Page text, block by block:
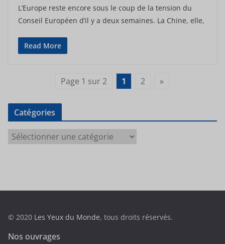
L’Europe reste encore sous le coup de la tension du
Conseil Européen d’il y a deux semaines. La Chine, elle,
Read More
Page 1 sur 2 1 2 »
Catégories
a
e
© 2020 Les Yeux du Monde, tous droits réservés.
Nos ouvrages